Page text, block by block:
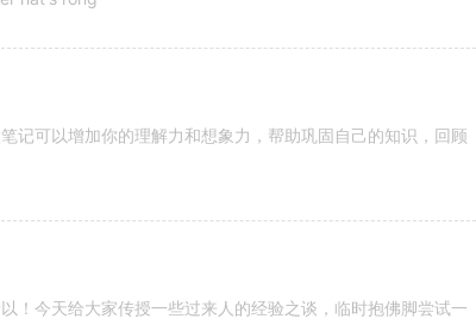
记可以增加你的理解力和想象力，帮助巩固自己的知识，回顾
！今天给大家传授一些过来人的经验之谈，临时抱佛脚尝试一